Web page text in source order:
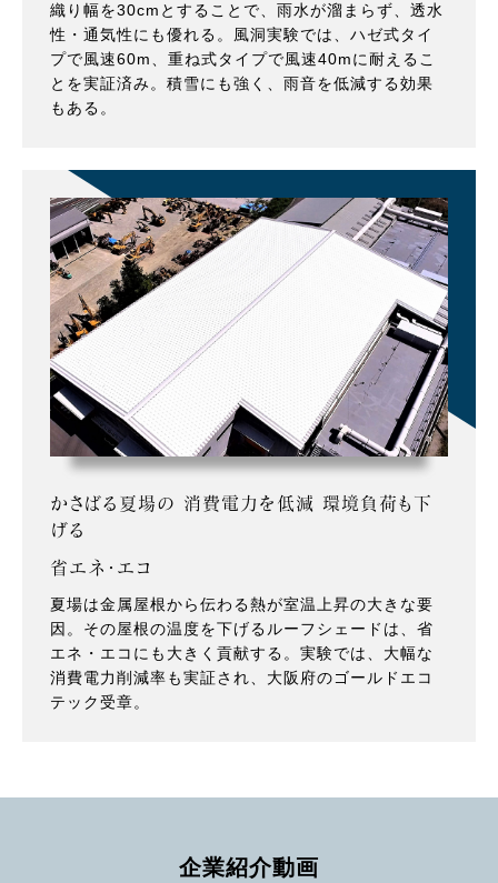
織り幅を30cmとすることで、雨水が溜まらず、透水
性・通気性にも優れる。風洞実験では、ハゼ式タイ
プで風速60m、重ね式タイプで風速40mに耐えるこ
とを実証済み。積雪にも強く、雨音を低減する効果
もある。
かさばる夏場の 消費電力を低減 環境負荷も下
げる
省エネ・エコ
夏場は金属屋根から伝わる熱が室温上昇の大きな要
因。その屋根の温度を下げるルーフシェードは、省
エネ・エコにも大きく貢献する。実験では、大幅な
消費電力削減率も実証され、大阪府のゴールドエコ
テック受章。
企業紹介動画